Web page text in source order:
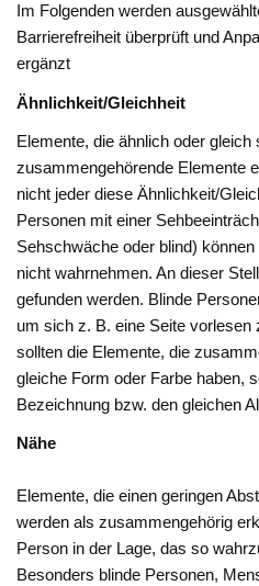
Im Folgenden werden
Barrierefreiheit überprüft und
ergänzt
Ähnlichkeit/Gleichheit
Elemente, die ähnlich oder gleich
zusammengehörende Elemente
nicht jeder diese Ähnlichkeit/
Personen mit einer
Sehschwäche oder blind)
nicht wahrnehmen. An dieser
gefunden werden. Blinde
um sich z. B. eine Seite vorlesen
sollten die Elemente, die
gleiche Form oder Farbe haben,
Bezeichnung bzw. den gleichen
Nähe
Elemente, die einen geringen
werden als zusammengehörig
Person in der Lage, das so
Besonders blinde Personen,